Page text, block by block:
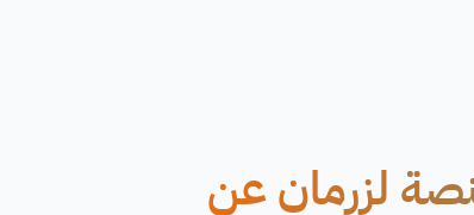
لزرمان عن